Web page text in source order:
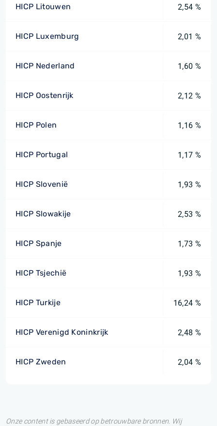
HICP Litouwen 2,54 %
HICP Luxemburg 2,01 %
HICP Nederland 1,60 %
HICP Oostenrijk 2,12 %
HICP Polen 1,16 %
HICP Portugal 1,17 %
HICP Slovenië 1,93 %
HICP Slowakije 2,53 %
HICP Spanje 1,73 %
HICP Tsjechië 1,93 %
HICP Turkije 16,24 %
HICP Verenigd Koninkrijk 2,48 %
HICP Zweden 2,04 %
Onze content is gebaseerd op betrouwbare bronnen. Wij